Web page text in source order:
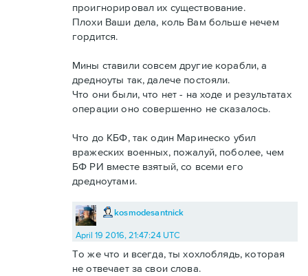
проигнорировал их существование.
Плохи Ваши дела, коль Вам больше нечем
гордится.
Мины ставили совсем другие корабли, а
дредноуты так, далече постояли.
Что они были, что нет - на ходе и результатах
операции оно совершенно не сказалось.
Что до КБФ, так один Маринеско убил
вражеских военных, пожалуй, поболее, чем
БФ РИ вместе взятый, со всеми его
дредноутами.
kosmodesantnick
April 19 2016, 21:47:24 UTC
То же что и всегда, ты хохлоблядь, которая
не отвечает за свои слова.